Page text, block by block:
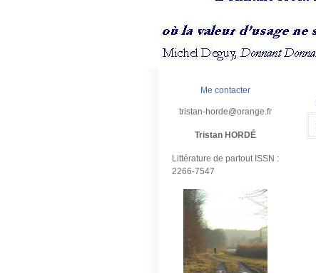
Me contacter
tristan-horde@orange.fr
Tristan HORDÉ
Littérature de partout ISSN :
2266-7547